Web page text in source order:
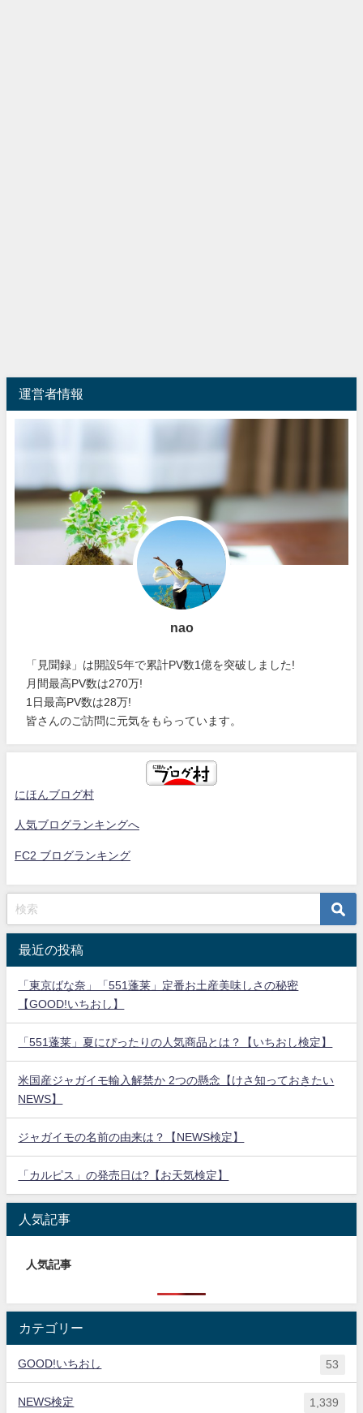
運営者情報
nao
「見聞録」は開設5年で累計PV数1億を突破しました!
月間最高PV数は270万!
1日最高PV数は28万!
皆さんのご訪問に元気をもらっています。
にほんブログ村
人気ブログランキングへ
FC2 ブログランキング
最近の投稿
「東京ばな奈」「551蓬莱」定番お土産美味しさの秘密
【GOOD!いちおし】
「551蓬莱」夏にぴったりの人気商品とは？【いちおし検定】
米国産ジャガイモ輸入解禁か 2つの懸念【けさ知っておきたい
NEWS】
ジャガイモの名前の由来は？【NEWS検定】
「カルピス」の発売日は?【お天気検定】
人気記事
人気記事
カテゴリー
GOOD!いちおし 53
NEWS検定 1,339